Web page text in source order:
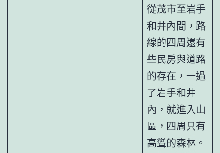
從茂市至岩手
和井內間，路
線的四周還有
些民房與道路
的存在，一過
了岩手和井
內，就進入山
區，四周只有
高聳的森林。